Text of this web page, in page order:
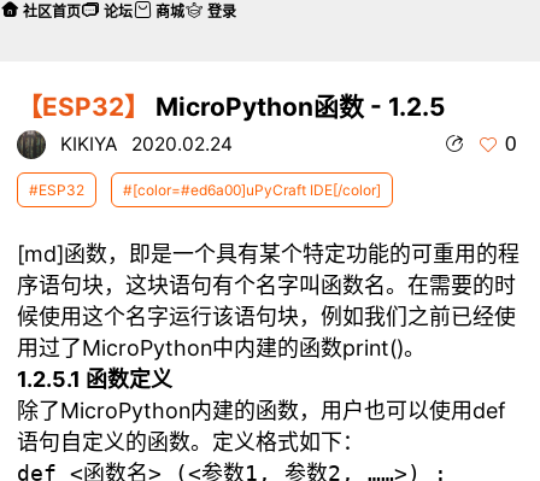
【ESP32】 MicroPython函数 - 1.2.5
KIKIYA 2020.02.24 0
#ESP32 #[color=#ed6a00]uPyCraft IDE[/color]
[md]函数，即是一个具有某个特定功能的可重用的程
序语句块，这块语句有个名字叫函数名。在需要的时
候使用这个名字运行该语句块，例如我们之前已经使
用过了MicroPython中内建的函数print()。
1.2.5.1 函数定义
除了MicroPython内建的函数，用户也可以使用def
语句自定义的函数。定义格式如下：
def <函数名> (<参数1, 参数2, ……>) :
社区首页 论坛 商城 登录